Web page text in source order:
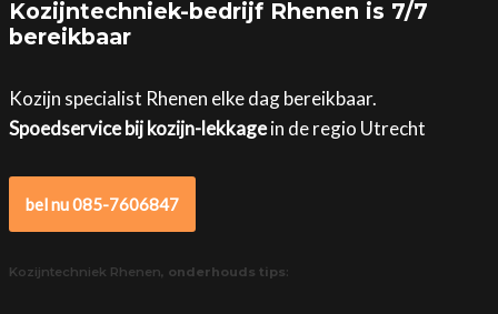
Kozijntechniek-bedrijf Rhenen is 7/7
bereikbaar
Kozijn specialist Rhenen elke dag bereikbaar.
Spoedservice bij kozijn-lekkagein de regio Utrecht
bel nu 085-7606847
Kozijntechniek Rhenen, onderhouds tips: